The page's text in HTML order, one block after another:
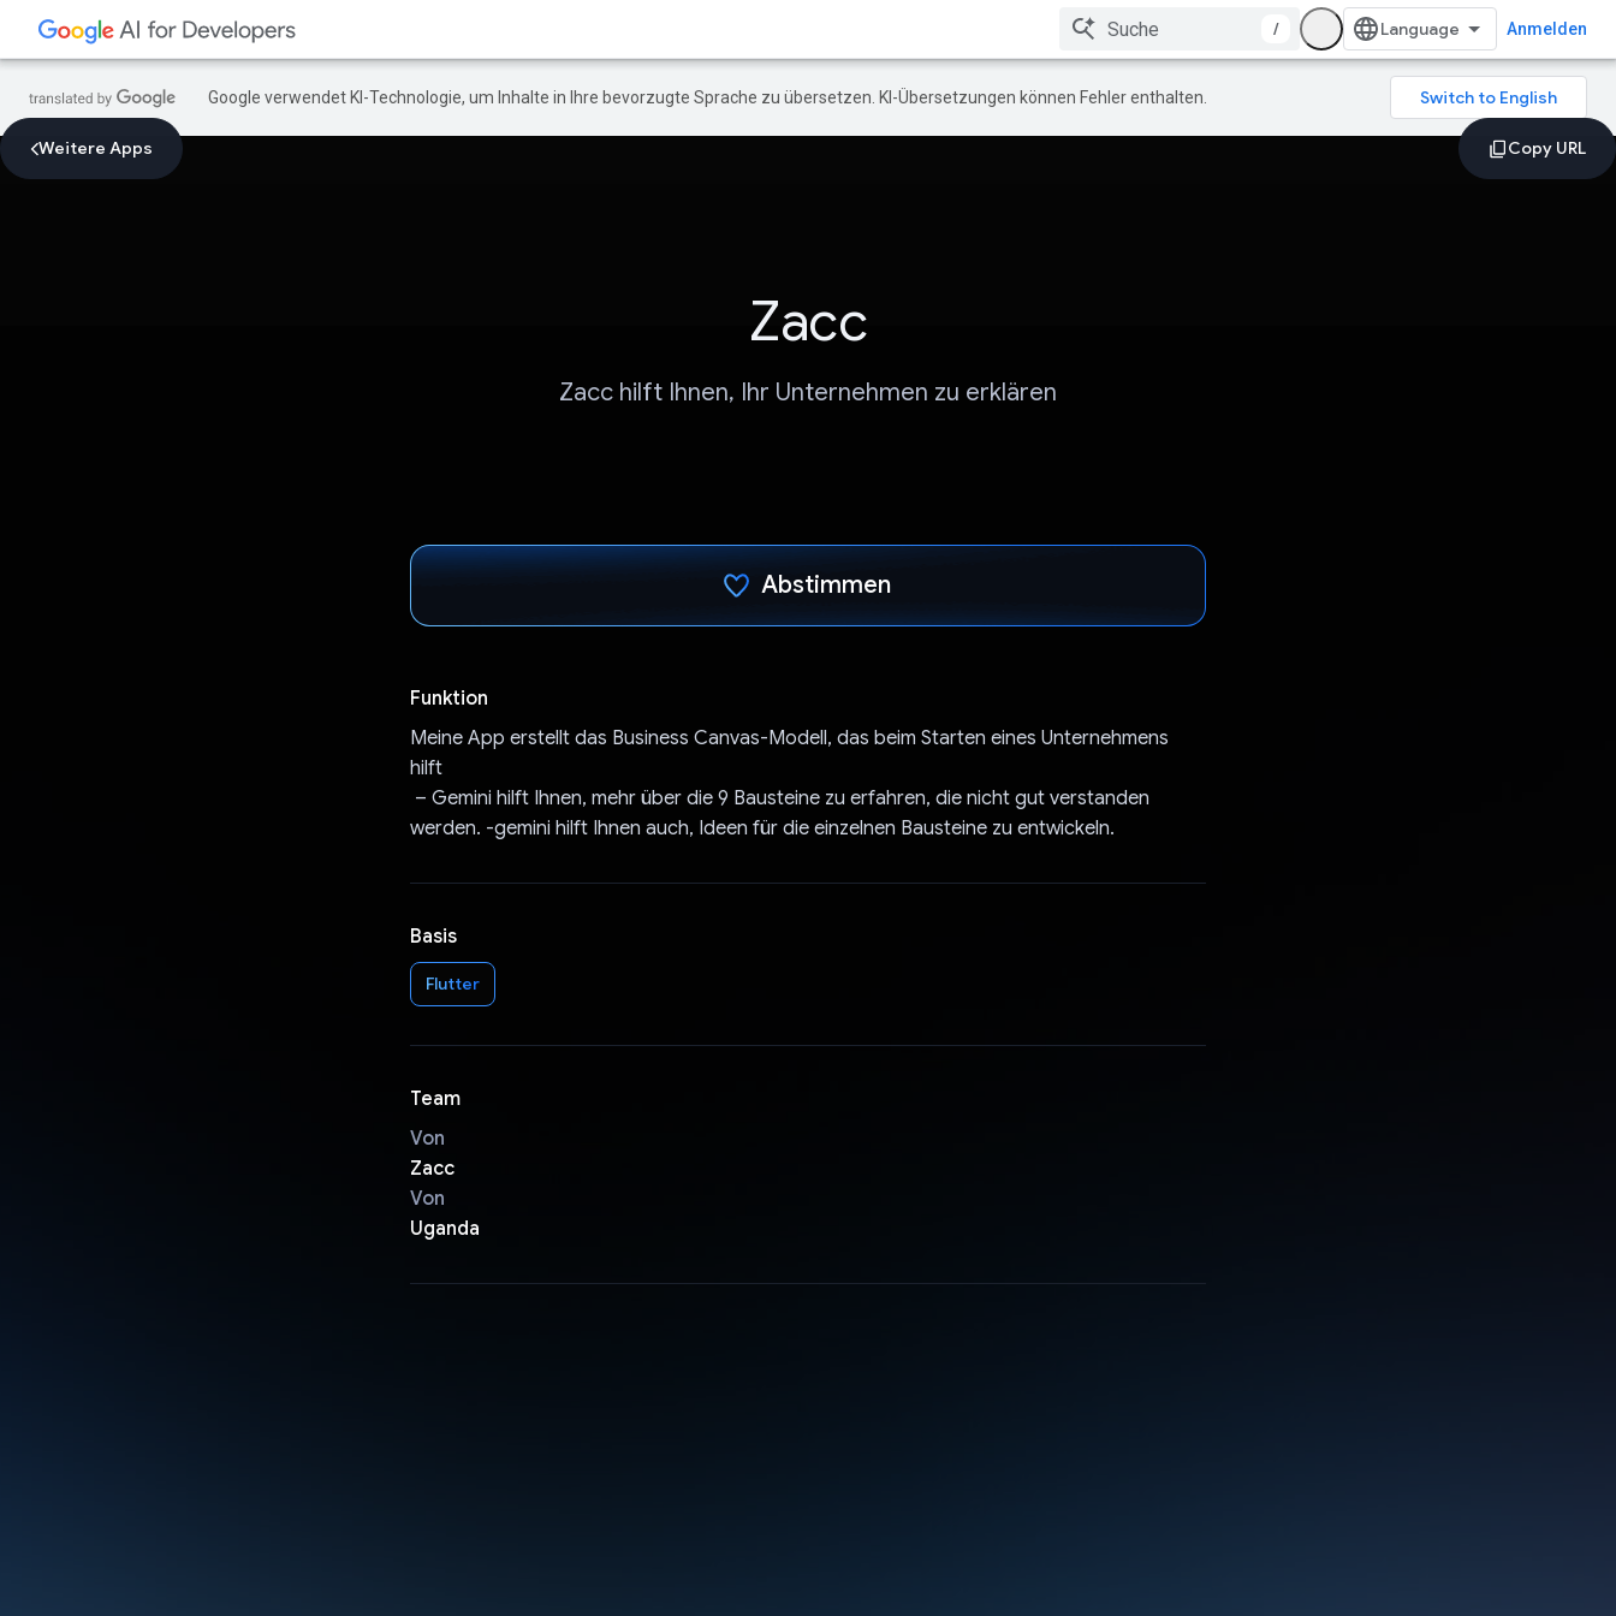
/ Anmelden
Google verwendet KI-Technologie, um Inhalte in Ihre bevorzugte Sprache zu übersetzen. KI-Übersetzungen können Fehler enthalten.
Weitere Apps
Zacc
Zacc hilft Ihnen, Ihr Unternehmen zu erklären
Abstimmen
Funktion
Meine App erstellt das Business Canvas-Modell, das beim Starten eines Unternehmens
hilft
– Gemini hilft Ihnen, mehr über die 9 Bausteine zu erfahren, die nicht gut verstanden
werden. -gemini hilft Ihnen auch, Ideen für die einzelnen Bausteine zu entwickeln.
Basis
Flutter
Team
Von
Zacc
Von
Uganda